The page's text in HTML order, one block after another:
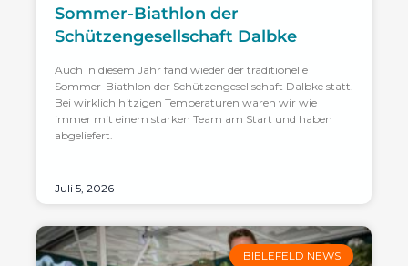
Sommer-Biathlon der
Schützengesellschaft Dalbke
Auch in diesem Jahr fand wieder der traditionelle
Sommer-Biathlon der Schützengesellschaft Dalbke statt.
Bei wirklich hitzigen Temperaturen waren wir wie
immer mit einem starken Team am Start und haben
abgeliefert.
Juli 5, 2026
BIELEFELD NEWS